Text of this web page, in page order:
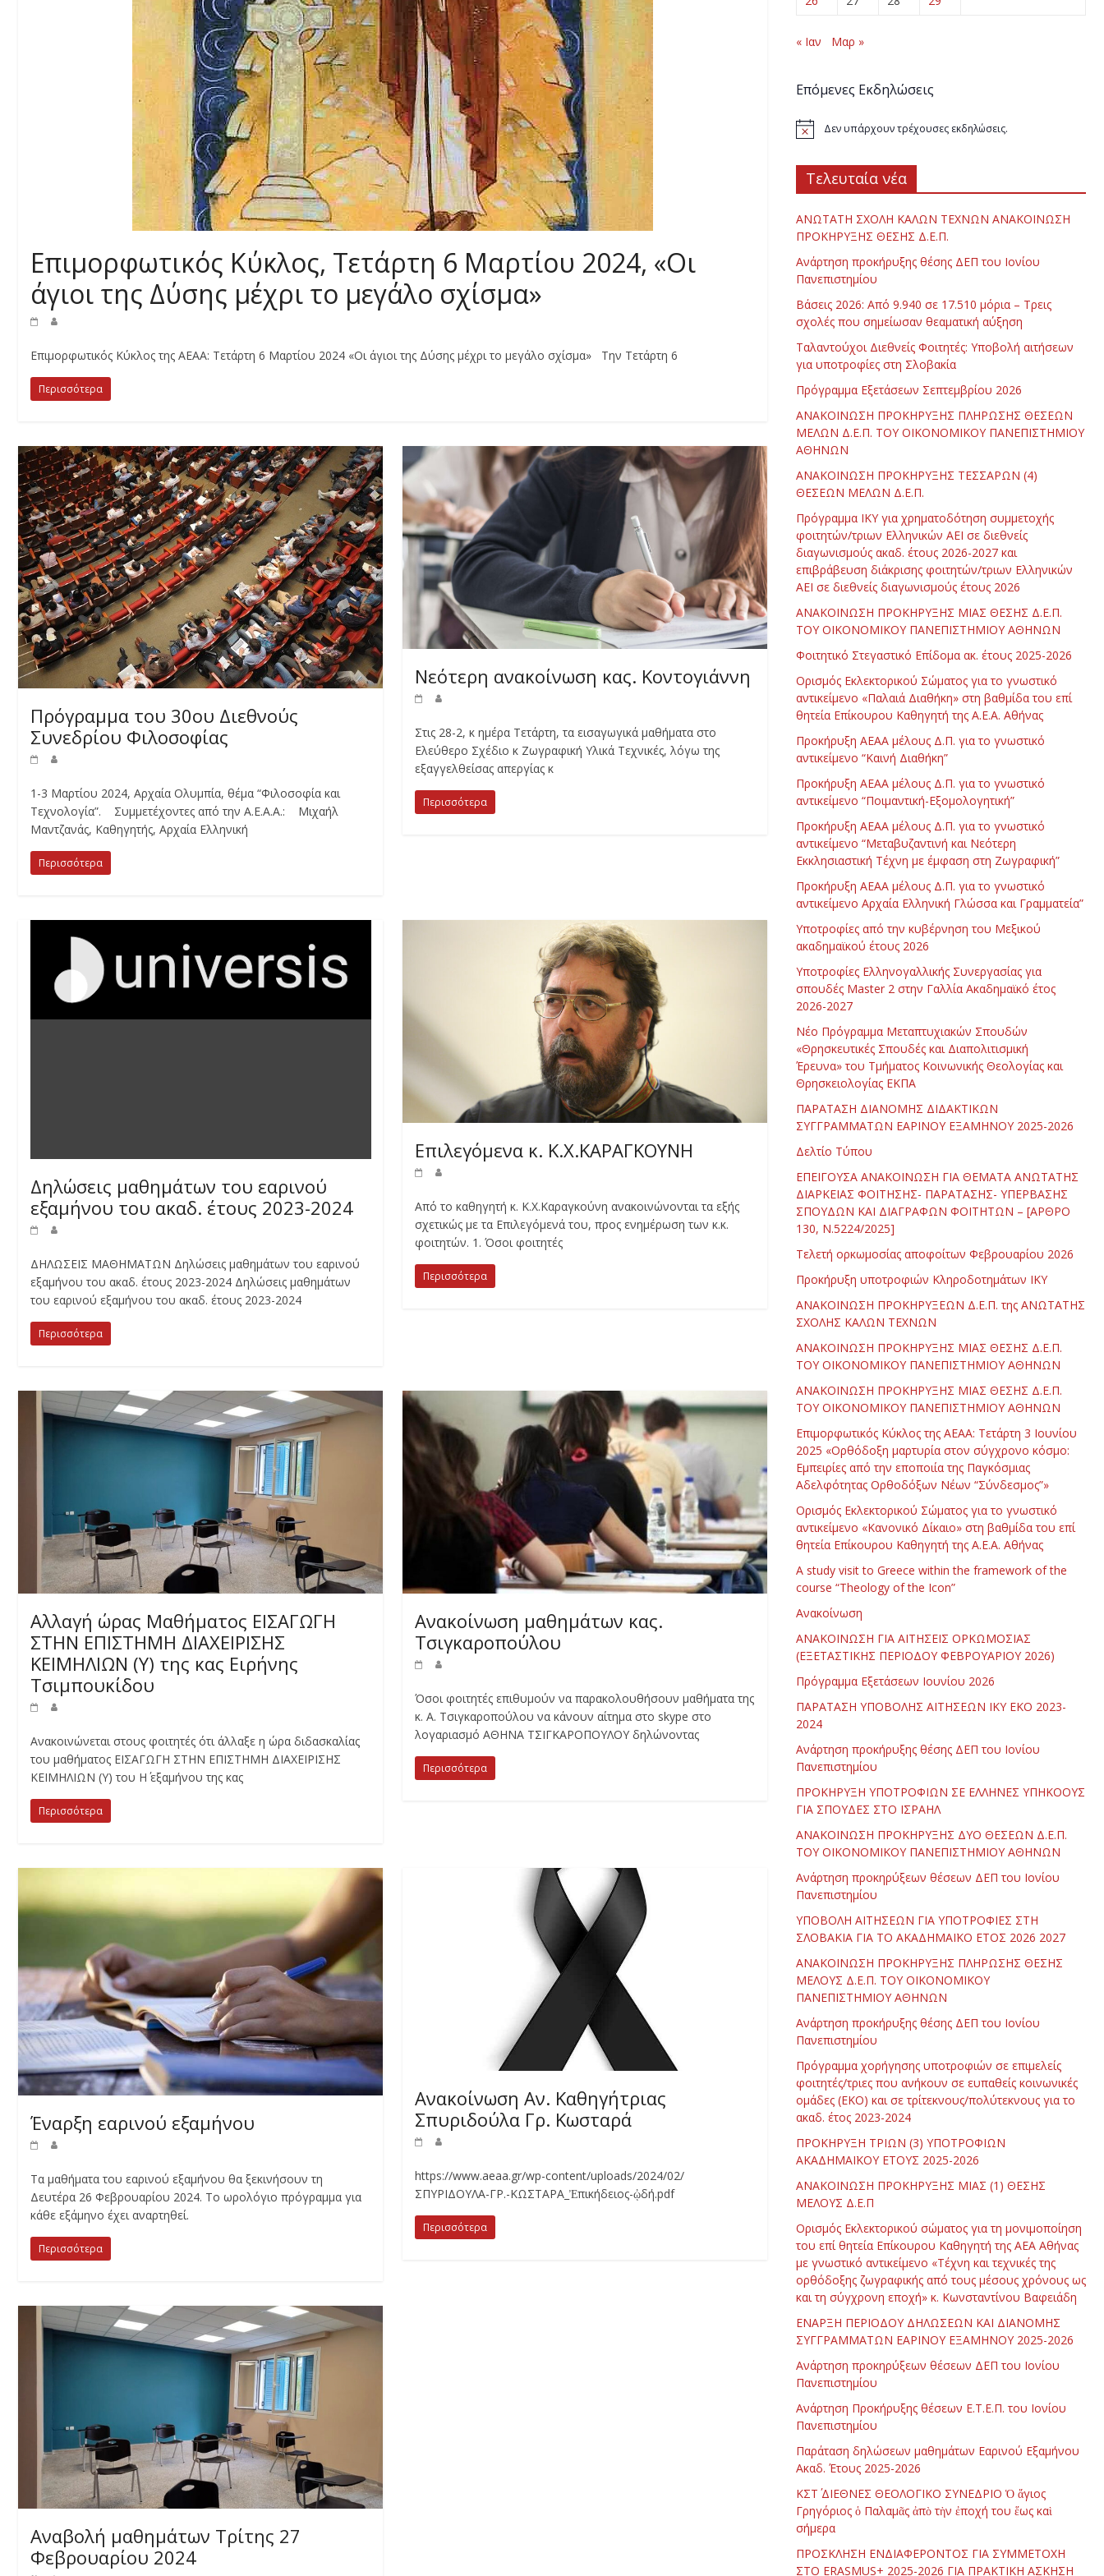
Επιμορφωτικός Κύκλος, Τετάρτη 6 Μαρτίου 2024, «Οι
άγιοι της Δύσης μέχρι το μεγάλο σχίσμα»
Επιμορφωτικός Κύκλος της ΑΕΑΑ: Τετάρτη 6 Μαρτίου 2024 «Οι άγιοι της Δύσης μέχρι το μεγάλο σχίσμα» Την Τετάρτη 6
Περισσότερα
Πρόγραμμα του 30ου Διεθνούς
Συνεδρίου Φιλοσοφίας
1-3 Μαρτίου 2024, Αρχαία Ολυμπία, θέμα “Φιλοσοφία και
Τεχνολογία”. Συμμετέχοντες από την Α.Ε.Α.Α.: Μιχαήλ
Μαντζανάς, Καθηγητής, Αρχαία Ελληνική
Περισσότερα
Νεότερη ανακοίνωση κας. Κοντογιάννη
Στις 28-2, κ ημέρα Τετάρτη, τα εισαγωγικά μαθήματα στο
Ελεύθερο Σχέδιο κ Ζωγραφική Υλικά Τεχνικές, λόγω της
εξαγγελθείσας απεργίας κ
Περισσότερα
Δηλώσεις μαθημάτων του εαρινού
εξαμήνου του ακαδ. έτους 2023-2024
ΔΗΛΩΣΕΙΣ ΜΑΘΗΜΑΤΩΝ Δηλώσεις μαθημάτων του εαρινού
εξαμήνου του ακαδ. έτους 2023-2024 Δηλώσεις μαθημάτων
του εαρινού εξαμήνου του ακαδ. έτους 2023-2024
Περισσότερα
Επιλεγόμενα κ. Κ.Χ.ΚΑΡΑΓΚΟΥΝΗ
Από το καθηγητή κ. Κ.Χ.Καραγκούνη ανακοινώνονται τα εξής
σχετικώς με τα Επιλεγόμενά του, προς ενημέρωση των κ.κ.
φοιτητών. 1. Όσοι φοιτητές
Περισσότερα
Αλλαγή ώρας Μαθήματος ΕΙΣΑΓΩΓΗ
ΣΤΗΝ ΕΠΙΣΤΗΜΗ ΔΙΑΧΕΙΡΙΣΗΣ
ΚΕΙΜΗΛΙΩΝ (Υ) της κας Ειρήνης
Τσιμπουκίδου
Ανακοινώνεται στους φοιτητές ότι άλλαξε η ώρα διδασκαλίας
του μαθήματος ΕΙΣΑΓΩΓΗ ΣΤΗΝ ΕΠΙΣΤΗΜΗ ΔΙΑΧΕΙΡΙΣΗΣ
ΚΕΙΜΗΛΙΩΝ (Υ) του Η΄ εξαμήνου της κας
Περισσότερα
Ανακοίνωση μαθημάτων κας.
Τσιγκαροπούλου
Όσοι φοιτητές επιθυμούν να παρακολουθήσουν μαθήματα της
κ. Α. Τσιγκαροπούλου να κάνουν αίτημα στο skype στο
λογαριασμό ΑΘΗΝΑ ΤΣΙΓΚΑΡΟΠΟΥΛΟΥ δηλώνοντας
Περισσότερα
Έναρξη εαρινού εξαμήνου
Τα μαθήματα του εαρινού εξαμήνου θα ξεκινήσουν τη
Δευτέρα 26 Φεβρουαρίου 2024. Το ωρολόγιο πρόγραμμα για
κάθε εξάμηνο έχει αναρτηθεί.
Περισσότερα
Ανακοίνωση Αν. Καθηγήτριας
Σπυριδούλα Γρ. Κωσταρά
https://www.aeaa.gr/wp-content/uploads/2024/02/
ΣΠΥΡΙΔΟΥΛΑ-ΓΡ.-ΚΩΣΤΑΡΑ_Ἐπικήδειος-ᾠδή.pdf
Περισσότερα
Αναβολή μαθημάτων Τρίτης 27
Φεβρουαρίου 2024
« Ιαν Μαρ »
Επόμενες Εκδηλώσεις
Δεν υπάρχουν τρέχουσες εκδηλώσεις.
Τελευταία νέα
ΑΝΩΤΑΤΗ ΣΧΟΛΗ ΚΑΛΩΝ ΤΕΧΝΩΝ ΑΝΑΚΟΙΝΩΣΗ
ΠΡΟΚΗΡΥΞΗΣ ΘΕΣΗΣ Δ.Ε.Π.
Ανάρτηση προκήρυξης θέσης ΔΕΠ του Ιονίου
Πανεπιστημίου
Βάσεις 2026: Από 9.940 σε 17.510 μόρια – Τρεις
σχολές που σημείωσαν θεαματική αύξηση
Ταλαντούχοι Διεθνείς Φοιτητές: Υποβολή αιτήσεων
για υποτροφίες στη Σλοβακία
Πρόγραμμα Εξετάσεων Σεπτεμβρίου 2026
ΑΝΑΚΟΙΝΩΣΗ ΠΡΟΚΗΡΥΞΗΣ ΠΛΗΡΩΣΗΣ ΘΕΣΕΩΝ
ΜΕΛΩΝ Δ.Ε.Π. ΤΟΥ ΟΙΚΟΝΟΜΙΚΟΥ ΠΑΝΕΠΙΣΤΗΜΙΟΥ
ΑΘΗΝΩΝ
ΑΝΑΚΟΙΝΩΣΗ ΠΡΟΚΗΡΥΞΗΣ ΤΕΣΣΑΡΩΝ (4)
ΘΕΣΕΩΝ ΜΕΛΩΝ Δ.Ε.Π.
Πρόγραμμα ΙΚΥ για χρηματοδότηση συμμετοχής
φοιτητών/τριων Ελληνικών ΑΕΙ σε διεθνείς
διαγωνισμούς ακαδ. έτους 2026-2027 και
επιβράβευση διάκρισης φοιτητών/τριων Ελληνικών
ΑΕΙ σε διεθνείς διαγωνισμούς έτους 2026
ΑΝΑΚΟΙΝΩΣΗ ΠΡΟΚΗΡΥΞΗΣ ΜΙΑΣ ΘΕΣΗΣ Δ.Ε.Π.
ΤΟΥ ΟΙΚΟΝΟΜΙΚΟΥ ΠΑΝΕΠΙΣΤΗΜΙΟΥ ΑΘΗΝΩΝ
Φοιτητικό Στεγαστικό Επίδομα ακ. έτους 2025-2026
Ορισμός Εκλεκτορικού Σώματος για το γνωστικό
αντικείμενο «Παλαιά Διαθήκη» στη βαθμίδα του επί
θητεία Επίκουρου Καθηγητή της Α.Ε.Α. Αθήνας
Προκήρυξη ΑΕΑΑ μέλους Δ.Π. για το γνωστικό
αντικείμενο “Καινή Διαθήκη”
Προκήρυξη ΑΕΑΑ μέλους Δ.Π. για το γνωστικό
αντικείμενο “Ποιμαντική-Εξομολογητική”
Προκήρυξη ΑΕΑΑ μέλους Δ.Π. για το γνωστικό
αντικείμενο “Μεταβυζαντινή και Νεότερη
Εκκλησιαστική Τέχνη με έμφαση στη Ζωγραφική”
Προκήρυξη ΑΕΑΑ μέλους Δ.Π. για το γνωστικό
αντικείμενο Αρχαία Ελληνική Γλώσσα και Γραμματεία”
Υποτροφίες από την κυβέρνηση του Μεξικού
ακαδημαϊκού έτους 2026
Υποτροφίες Ελληνογαλλικής Συνεργασίας για
σπουδές Master 2 στην Γαλλία Ακαδημαϊκό έτος
2026-2027
Νέο Πρόγραμμα Μεταπτυχιακών Σπουδών
«Θρησκευτικές Σπουδές και Διαπολιτισμική
Έρευνα» του Τμήματος Κοινωνικής Θεολογίας και
Θρησκειολογίας ΕΚΠΑ
ΠΑΡΑΤΑΣΗ ΔΙΑΝΟΜΗΣ ΔΙΔΑΚΤΙΚΩΝ
ΣΥΓΓΡΑΜΜΑΤΩΝ ΕΑΡΙΝΟΥ ΕΞΑΜΗΝΟΥ 2025-2026
Δελτίο Τύπου
ΕΠΕΙΓΟΥΣΑ ΑΝΑΚΟΙΝΩΣΗ ΓΙΑ ΘΕΜΑΤΑ ΑΝΩΤΑΤΗΣ
ΔΙΑΡΚΕΙΑΣ ΦΟΙΤΗΣΗΣ- ΠΑΡΑΤΑΣΗΣ- ΥΠΕΡΒΑΣΗΣ
ΣΠΟΥΔΩΝ ΚΑΙ ΔΙΑΓΡΑΦΩΝ ΦΟΙΤΗΤΩΝ – [ΑΡΘΡΟ
130, Ν.5224/2025]
Τελετή ορκωμοσίας αποφοίτων Φεβρουαρίου 2026
Προκήρυξη υποτροφιών Κληροδοτημάτων ΙΚΥ
ΑΝΑΚΟΙΝΩΣΗ ΠΡΟΚΗΡΥΞΕΩΝ Δ.Ε.Π. της ΑΝΩΤΑΤΗΣ
ΣΧΟΛΗΣ ΚΑΛΩΝ ΤΕΧΝΩΝ
ΑΝΑΚΟΙΝΩΣΗ ΠΡΟΚΗΡΥΞΗΣ ΜΙΑΣ ΘΕΣΗΣ Δ.Ε.Π.
ΤΟΥ ΟΙΚΟΝΟΜΙΚΟΥ ΠΑΝΕΠΙΣΤΗΜΙΟΥ ΑΘΗΝΩΝ
ΑΝΑΚΟΙΝΩΣΗ ΠΡΟΚΗΡΥΞΗΣ ΜΙΑΣ ΘΕΣΗΣ Δ.Ε.Π.
ΤΟΥ ΟΙΚΟΝΟΜΙΚΟΥ ΠΑΝΕΠΙΣΤΗΜΙΟΥ ΑΘΗΝΩΝ
Επιμορφωτικός Κύκλος της ΑΕΑΑ: Τετάρτη 3 Ιουνίου
2025 «Ορθόδοξη μαρτυρία στον σύγχρονο κόσμο:
Εμπειρίες από την εποποιία της Παγκόσμιας
Αδελφότητας Ορθοδόξων Νέων “Σύνδεσμος”»
Ορισμός Εκλεκτορικού Σώματος για το γνωστικό
αντικείμενο «Κανονικό Δίκαιο» στη βαθμίδα του επί
θητεία Επίκουρου Καθηγητή της Α.Ε.Α. Αθήνας
Α study visit to Greece within the framework of the
course “Theology of the Icon”
Ανακοίνωση
ΑΝΑΚΟΙΝΩΣΗ ΓΙΑ ΑΙΤΗΣΕΙΣ ΟΡΚΩΜΟΣΙΑΣ
(ΕΞΕΤΑΣΤΙΚΗΣ ΠΕΡΙΟΔΟΥ ΦΕΒΡΟΥΑΡΙΟΥ 2026)
Πρόγραμμα Εξετάσεων Ιουνίου 2026
ΠΑΡΑΤΑΣΗ ΥΠΟΒΟΛΗΣ ΑΙΤΗΣΕΩΝ ΙΚΥ ΕΚΟ 2023-
2024
Ανάρτηση προκήρυξης θέσης ΔΕΠ του Ιονίου
Πανεπιστημίου
ΠΡΟΚΗΡΥΞΗ ΥΠΟΤΡΟΦΙΩΝ ΣΕ ΕΛΛΗΝΕΣ ΥΠΗΚΟΟΥΣ
ΓΙΑ ΣΠΟΥΔΕΣ ΣΤΟ ΙΣΡΑΗΛ
ΑΝΑΚΟΙΝΩΣΗ ΠΡΟΚΗΡΥΞΗΣ ΔΥΟ ΘΕΣΕΩΝ Δ.Ε.Π.
ΤΟΥ ΟΙΚΟΝΟΜΙΚΟΥ ΠΑΝΕΠΙΣΤΗΜΙΟΥ ΑΘΗΝΩΝ
Ανάρτηση προκηρύξεων θέσεων ΔΕΠ του Ιονίου
Πανεπιστημίου
ΥΠΟΒΟΛΗ ΑΙΤΗΣΕΩΝ ΓΙΑ ΥΠΟΤΡΟΦΙΕΣ ΣΤΗ
ΣΛΟΒΑΚΙΑ ΓΙΑ ΤΟ ΑΚΑΔΗΜΑΪΚΟ ΕΤΟΣ 2026 2027
ΑΝΑΚΟΙΝΩΣΗ ΠΡΟΚΗΡΥΞΗΣ ΠΛΗΡΩΣΗΣ ΘΕΣΗΣ
ΜΕΛΟΥΣ Δ.Ε.Π. ΤΟΥ ΟΙΚΟΝΟΜΙΚΟΥ
ΠΑΝΕΠΙΣΤΗΜΙΟΥ ΑΘΗΝΩΝ
Ανάρτηση προκήρυξης θέσης ΔΕΠ του Ιονίου
Πανεπιστημίου
Πρόγραμμα χορήγησης υποτροφιών σε επιμελείς
φοιτητές/τριες που ανήκουν σε ευπαθείς κοινωνικές
ομάδες (ΕΚΟ) και σε τρίτεκνους/πολύτεκνους για το
ακαδ. έτος 2023-2024
ΠΡΟΚΗΡΥΞΗ ΤΡΙΩΝ (3) ΥΠΟΤΡΟΦΙΩΝ
ΑΚΑΔΗΜΑΪΚΟΥ ΕΤΟΥΣ 2025-2026
ΑΝΑΚΟΙΝΩΣΗ ΠΡΟΚΗΡΥΞΗΣ ΜΙΑΣ (1) ΘΕΣΗΣ
ΜΕΛΟΥΣ Δ.Ε.Π
Ορισμός Εκλεκτορικού σώματος για τη μονιμοποίηση
του επί θητεία Επίκουρου Καθηγητή της ΑΕΑ Αθήνας
με γνωστικό αντικείμενο «Τέχνη και τεχνικές της
ορθόδοξης ζωγραφικής από τους μέσους χρόνους ως
και τη σύγχρονη εποχή» κ. Κωνσταντίνου Βαφειάδη
ΕΝΑΡΞΗ ΠΕΡΙΟΔΟΥ ΔΗΛΩΣΕΩΝ ΚΑΙ ΔΙΑΝΟΜΗΣ
ΣΥΓΓΡΑΜΜΑΤΩΝ ΕΑΡΙΝΟΥ ΕΞΑΜΗΝΟΥ 2025-2026
Ανάρτηση προκηρύξεων θέσεων ΔΕΠ του Ιονίου
Πανεπιστημίου
Ανάρτηση Προκήρυξης θέσεων Ε.Τ.Ε.Π. του Ιονίου
Πανεπιστημίου
Παράταση δηλώσεων μαθημάτων Εαρινού Εξαμήνου
Ακαδ. Έτους 2025-2026
ΚΣΤ΄ ΔΙΕΘΝΕΣ ΘΕΟΛΟΓΙΚΟ ΣΥΝΕΔΡΙΟ Ὁ ἅγιος
Γρηγόριος ὁ Παλαμᾶς ἀπὸ τὴν ἐποχή του ἕως καὶ
σήμερα
ΠΡΟΣΚΛΗΣΗ ΕΝΔΙΑΦΕΡΟΝΤΟΣ ΓΙΑ ΣΥΜΜΕΤΟΧΗ
ΣΤΟ ERASMUS+ 2025-2026 ΓΙΑ ΠΡΑΚΤΙΚΗ ΑΣΚΗΣΗ